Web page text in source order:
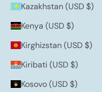
Kazakhstan (USD $)
Kenya (USD $)
Kirghizstan (USD $)
Kiribati (USD $)
Kosovo (USD $)